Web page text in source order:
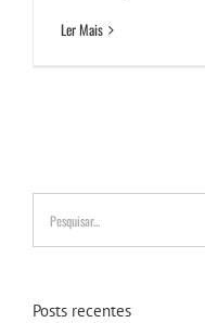
Ler Mais
Buscar
resultados
para:
Posts recentes